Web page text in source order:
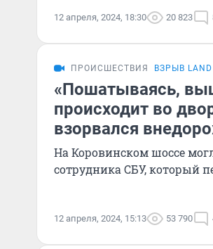
12 апреля, 2024, 18:30 20 823
ПРОИСШЕСТВИЯ ВЗРЫВ
«Пошатываясь,
происходит во
взорвался
На Коровинском шоссе
сотрудника СБУ, который
12 апреля, 2024, 15:13 53 790